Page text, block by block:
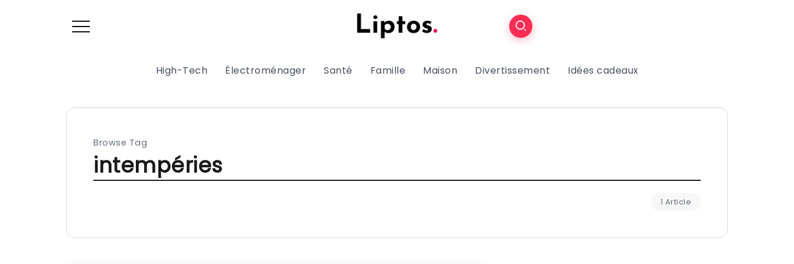
High-Tech Électroménager Santé Famille Maison Divertissement Idées cadeaux
Browse Tag
intempéries
1 Article